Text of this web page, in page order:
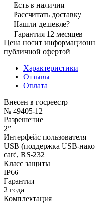
Есть в наличии
Рассчитать доставку
Нашли дешевле?
Гарантия 12 месяцев
Цена носит
публичной офертой
Характеристики
Отзывы
Оплата
Внесен в госреестр
№ 49405-12
Разрешение
2”
Интерфейс пользователя
USB (поддержка USB-
card, RS-232
Класс защиты
IP66
Гарантия
2 года
Комплектация